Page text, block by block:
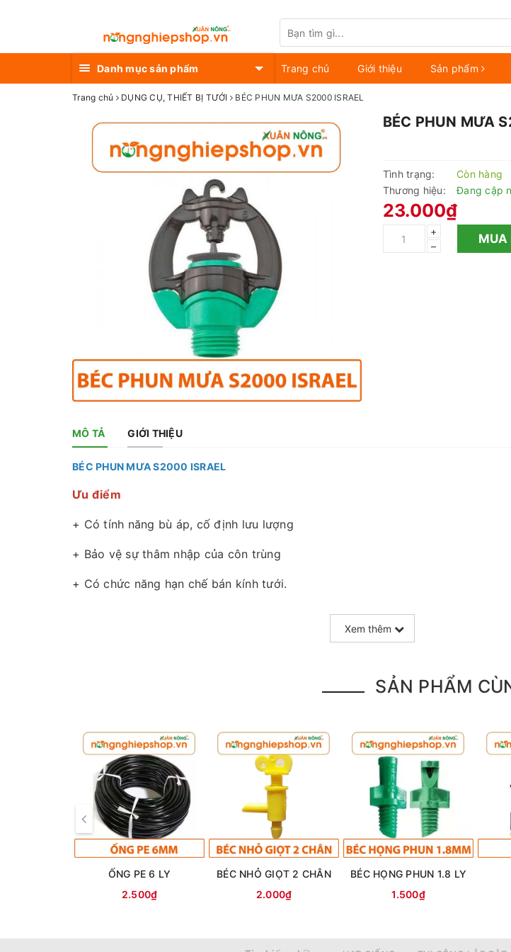
Danh mục sản phẩm Trang chủ Giới thiệu Sản phẩm
Trang chủ DỤNG CỤ, THIẾT BỊ TƯỚI BÉC PHUN MƯA S2000 ISRAEL
BÉC PHUN MƯA
Tình trạng:
Còn hàng
Thương hiệu:
Đang cập
23.000₫
+
–
MUA
MÔ TẢ GIỚI THIỆU
BÉC PHUN MƯA S2000 ISRAEL
Ưu điểm
+ Có tính năng bù áp, cố định lưu lượng
+ Bảo vệ sự thâm nhập của côn trùng
+ Có chức năng hạn chế bán kính tưới.
Xem thêm
SẢN PHẨM
ỐNG PE 6 LY
2.500₫
BÉC NHỎ GIỌT 2 CHÂN
2.000₫
BÉC HỌNG PHUN 1.8 LY
1.500₫